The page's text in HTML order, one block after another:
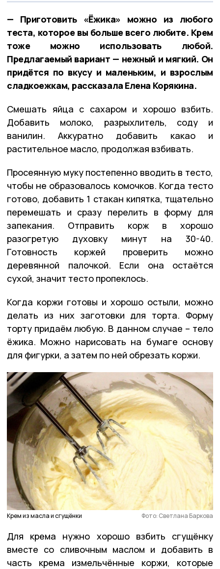
— Приготовить «Ёжика» можно из любого
теста, которое вы больше всего любите. Крем
тоже можно использовать любой.
Предлагаемый вариант — нежный и мягкий. Он
придётся по вкусу и маленьким, и взрослым
сладкоежкам, рассказала Елена Корякина.
Смешать яйца с сахаром и хорошо взбить.
Добавить молоко, разрыхлитель, соду и
ванилин. Аккуратно добавить какао и
растительное масло, продолжая взбивать.
Просеянную муку постепенно вводить в тесто,
чтобы не образовалось комочков. Когда тесто
готово, добавить 1 стакан кипятка, тщательно
перемешать и сразу перелить в форму для
запекания. Отправить корж в хорошо
разогретую духовку минут на 30-40.
Готовность коржей проверить можно
деревянной палочкой. Если она остаётся
сухой, значит тесто пропеклось.
Когда коржи готовы и хорошо остыли, можно
делать из них заготовки для торта. Форму
торту придаём любую. В данном случае – тело
ёжика. Можно нарисовать на бумаге основу
для фигурки, а затем по ней обрезать коржи.
Крем из масла и сгущёнки Фото: Светлана Баркова
Для крема нужно хорошо взбить сгущёнку
вместе со сливочным маслом и добавить в
часть крема измельчённые коржи, которые